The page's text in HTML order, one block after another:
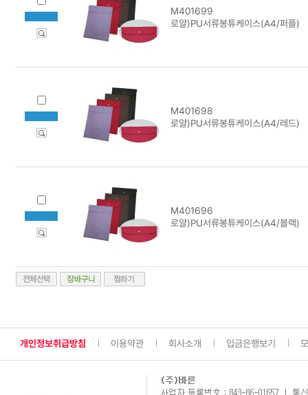
M401699
로얄)PU서류봉튜케이스(A4/퍼플)
M401698
로얄)PU서류봉튜케이스(A4/레드)
M401696
로얄)PU서류봉튜케이스(A4/블랙)
개인정보취급방침 이용약관 회사소개 입금은행보기